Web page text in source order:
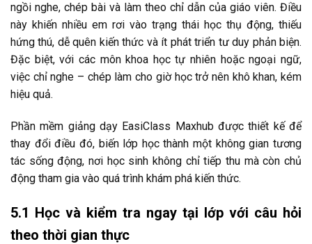
ngồi nghe, chép bài và làm theo chỉ dẫn của giáo viên. Điều
này khiến nhiều em rơi vào trạng thái học thụ động, thiếu
hứng thú, dễ quên kiến thức và ít phát triển tư duy phản biện.
Đặc biệt, với các môn khoa học tự nhiên hoặc ngoại ngữ,
việc chỉ nghe – chép làm cho giờ học trở nên khô khan, kém
hiệu quả.
Phần mềm giảng dạy EasiClass Maxhub được thiết kế để
thay đổi điều đó, biến lớp học thành một không gian tương
tác sống động, nơi học sinh không chỉ tiếp thu mà còn chủ
động tham gia vào quá trình khám phá kiến thức.
5.1 Học và kiểm tra ngay tại lớp với câu hỏi
theo thời gian thực